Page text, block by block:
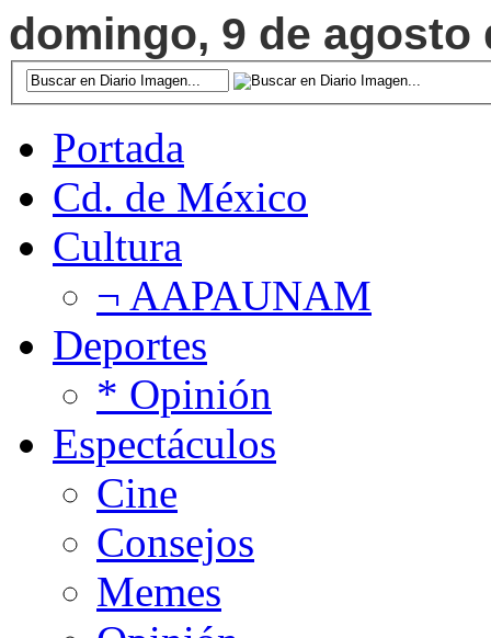
domingo, 9 de agosto
Portada
Cd. de México
Cultura
¬ AAPAUNAM
Deportes
* Opinión
Espectáculos
Cine
Consejos
Memes